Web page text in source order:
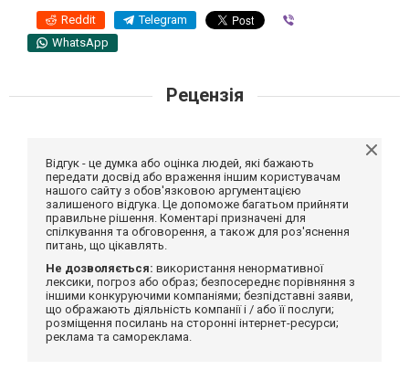
Reddit Telegram
WhatsApp
Рецензія
Відгук - це думка або оцінка людей, які бажають
передати досвід або враження іншим користувачам
нашого сайту з обов'язковою аргументацією
залишеного відгука. Це допоможе багатьом прийняти
правильне рішення. Коментарі призначені для
спілкування та обговорення, а також для роз'яснення
питань, що цікавлять.
Не дозволяється: використання ненормативної
лексики, погроз або образ; безпосереднє порівняння з
іншими конкуруючими компаніями; безпідставні заяви,
що ображають діяльність компанії і / або її послуги;
розміщення посилань на сторонні інтернет-ресурси;
реклама та самореклама.